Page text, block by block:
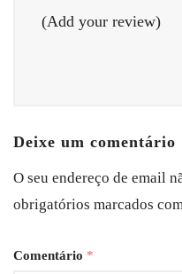
(Add your review)
Deixe um comentário
O seu endereço de email
obrigatórios marcados
Comentário *